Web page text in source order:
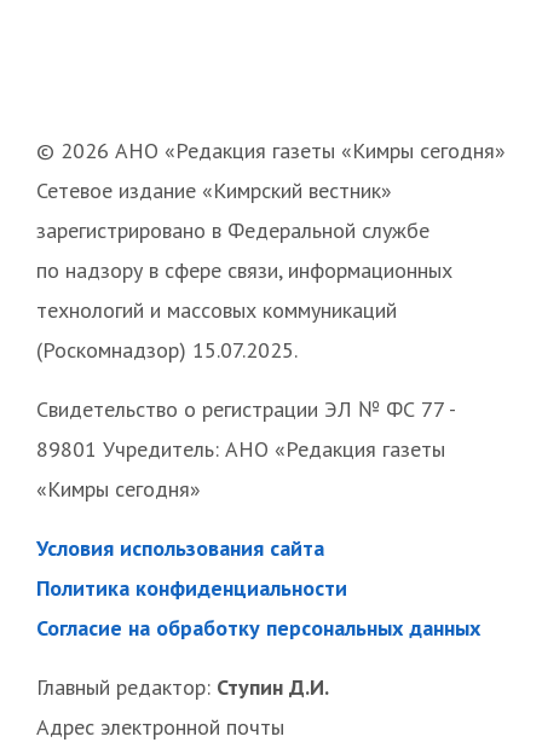
© 2026 АНО «Редакция газеты «Кимры сегодня»
Сетевое издание «Кимрский вестник»
зарегистрировано в Федеральной службе
по надзору в сфере связи, информационных
технологий и массовых коммуникаций
(Роскомнадзор) 15.07.2025.
Свидетельство о регистрации ЭЛ № ФС 77 -
89801 Учредитель: АНО «Редакция газеты
«Кимры сегодня»
Условия использования сайта
Политика конфиденциальности
Согласие на обработку персональных данных
Главный редактор: Ступин Д.И.
Адрес электронной почты